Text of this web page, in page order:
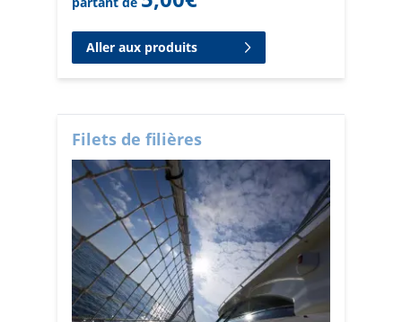
Aller aux produits
Filets de filières